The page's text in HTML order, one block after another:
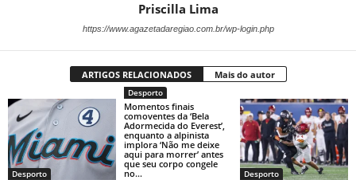
Priscilla Lima
https://www.agazetadaregiao.com.br/wp-login.php
ARTIGOS RELACIONADOS Mais do autor
Desporto
Desporto
Momentos finais
comoventes da ‘Bela
Adormecida do Everest’,
enquanto a alpinista
implora ‘Não me deixe
aqui para morrer’ antes
que seu corpo congele
no...
Desporto